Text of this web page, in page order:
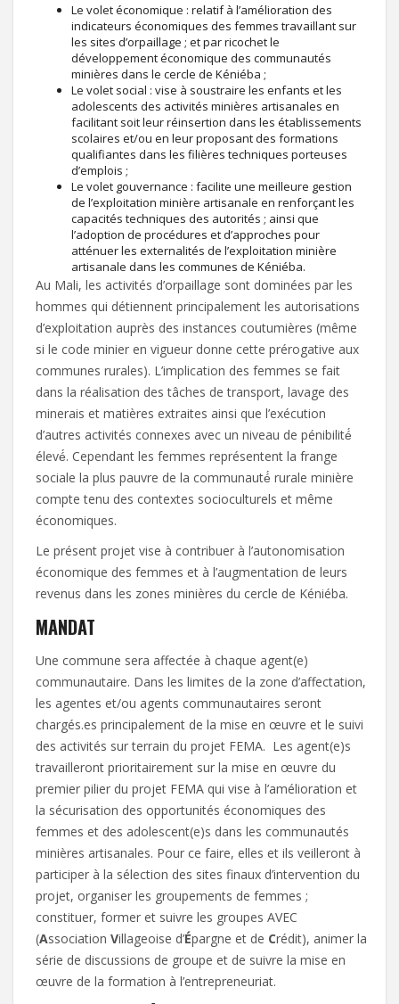
Le volet économique : relatif à l’amélioration des
indicateurs économiques des femmes travaillant sur
les sites d’orpaillage ; et par ricochet le
développement économique des communautés
minières dans le cercle de Kéniéba ;
Le volet social : vise à soustraire les enfants et les
adolescents des activités minières artisanales en
facilitant soit leur réinsertion dans les établissements
scolaires et/ou en leur proposant des formations
qualifiantes dans les filières techniques porteuses
d’emplois ;
Le volet gouvernance : facilite une meilleure gestion
de l’exploitation minière artisanale en renforçant les
capacités techniques des autorités ; ainsi que
l’adoption de procédures et d’approches pour
atténuer les externalités de l’exploitation minière
artisanale dans les communes de Kéniéba.
Au Mali, les activités d’orpaillage sont dominées par les
hommes qui détiennent principalement les autorisations
d’exploitation auprès des instances coutumières (même
si le code minier en vigueur donne cette prérogative aux
communes rurales). L’implication des femmes se fait
dans la réalisation des tâches de transport, lavage des
minerais et matières extraites ainsi que l’exécution
d’autres activités connexes avec un niveau de pénibilité́
élevé́. Cependant les femmes représentent la frange
sociale la plus pauvre de la communauté́ rurale minière
compte tenu des contextes socioculturels et même
économiques.
Le présent projet vise à contribuer à l’autonomisation
économique des femmes et à l’augmentation de leurs
revenus dans les zones minières du cercle de Kéniéba.
MANDAT
Une commune sera affectée à chaque agent(e)
communautaire. Dans les limites de la zone d’affectation,
les agentes et/ou agents communautaires seront
chargés.es principalement de la mise en œuvre et le suivi
des activités sur terrain du projet FEMA. Les agent(e)s
travailleront prioritairement sur la mise en œuvre du
premier pilier du projet FEMA qui vise à l’amélioration et
la sécurisation des opportunités économiques des
femmes et des adolescent(e)s dans les communautés
minières artisanales. Pour ce faire, elles et ils veilleront à
participer à la sélection des sites finaux d’intervention du
projet, organiser les groupements de femmes ;
constituer, former et suivre les groupes AVEC
(Association Villageoise d’Épargne et de Crédit), animer la
série de discussions de groupe et de suivre la mise en
œuvre de la formation à l’entrepreneuriat.